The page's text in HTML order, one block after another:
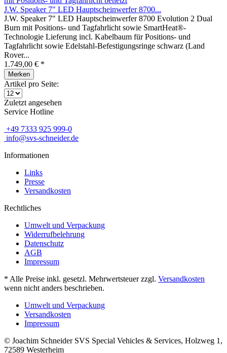
J.W. Speaker 7" LED Hauptscheinwerfer 8700...
J.W. Speaker 7" LED Hauptscheinwerfer 8700 Evolution 2 Dual
Burn mit Positions- und Tagfahrlicht sowie SmartHeat®-
Technologie Lieferung incl. Kabelbaum für Positions- und
Tagfahrlicht sowie Edelstahl-Befestigungsringe schwarz (Land
Rover...
1.749,00 € *
Merken
Artikel pro Seite:
Zuletzt angesehen
Service Hotline
+49 7333 925 999-0
info@svs-schneider.de
Informationen
Links
Presse
Versandkosten
Rechtliches
Umwelt und Verpackung
Widerrufbelehrung
Datenschutz
AGB
Impressum
* Alle Preise inkl. gesetzl. Mehrwertsteuer zzgl. Versandkosten
wenn nicht anders beschrieben.
Umwelt und Verpackung
Versandkosten
Impressum
© Joachim Schneider SVS Special Vehicles & Services, Holzweg 1,
72589 Westerheim